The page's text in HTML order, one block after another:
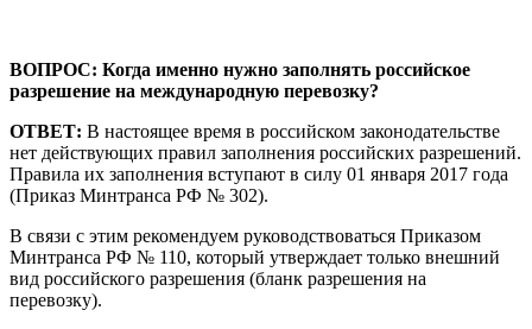
ВОПРОС: Когда именно нужно заполнять российское
разрешение на международную перевозку?
ОТВЕТ: В настоящее время в российском законодательстве
нет действующих правил заполнения российских разрешений.
Правила их заполнения вступают в силу 01 января 2017 года
(Приказ Минтранса РФ № 302).
В связи с этим рекомендуем руководствоваться Приказом
Минтранса РФ № 110, который утверждает только внешний
вид российского разрешения (бланк разрешения на
перевозку).